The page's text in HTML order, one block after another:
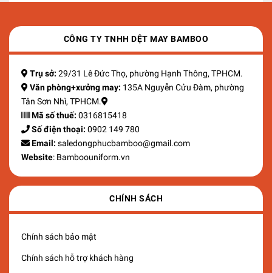
CÔNG TY TNHH DỆT MAY BAMBOO
Trụ sở: 29/31 Lê Đức Thọ, phường Hạnh Thông, TPHCM.
Văn phòng+xưởng may: 135A Nguyễn Cửu Đàm, phường
Tân Sơn Nhì, TPHCM.
Mã số thuế: 0316815418
Số điện thoại: 0902 149 780
Email: saledongphucbamboo@gmail.com
Website: Bamboouniform.vn
CHÍNH SÁCH
Chính sách bảo mật
Chính sách hỗ trợ khách hàng